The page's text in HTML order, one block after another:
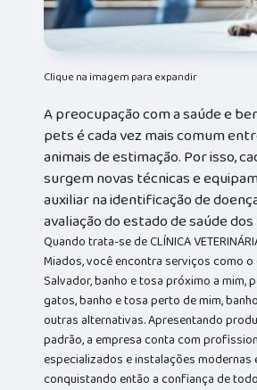
Clique na imagem para expandir
A preocupação com a saúde e
pets é cada vez mais comum
animais de estimação. Por isso,
surgem novas técnicas e
auxiliar na identificação de
avaliação do estado de saúde
Quando trata-se de CLÍNICA
Miados, você encontra serviços como
Salvador, banho e tosa próximo a mim,
gatos, banho e tosa perto de mim,
outras alternativas. Apresentando
padrão, a empresa conta com
especializados e instalações modernas
conquistando então a confiança de